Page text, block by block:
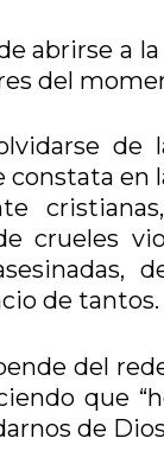
abrirse a
del
de
constata
crueles
de tantos.
del
que
de